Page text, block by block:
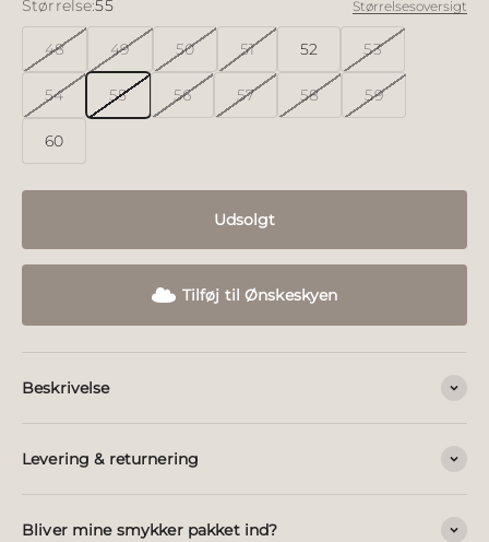
Størrelse:55 Størrelsesoversigt
48 49 50 51 52 53
54 55 56 57 58 59
60
Udsolgt
Tilføj til Ønskeskyen
Beskrivelse
Levering & returnering
Bliver mine smykker pakket ind?